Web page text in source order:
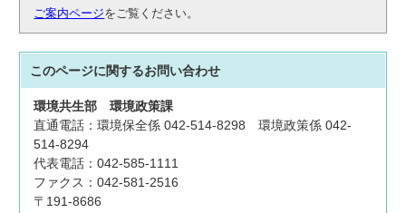
ご案内ページをご覧ください。
このページに関するお問い合わせ
環境共生部環境政策課
直通電話：環境保全係 042-514-8298 環境政策係 042-
514-8294
代表電話：042-585-1111
ファクス：042-581-2516
〒191-8686